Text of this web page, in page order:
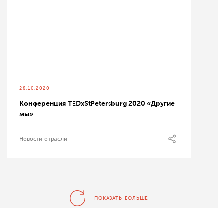
28.10.2020
Конференция TEDxStPetersburg 2020 «Другие
мы»
Новости отрасли
ПОКАЗАТЬ БОЛЬШЕ